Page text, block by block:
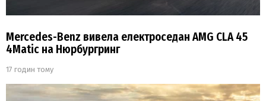
Mercedes-Benz вивела електроседан AMG CLA 45
4Matic на Нюрбургринг
17 годин тому